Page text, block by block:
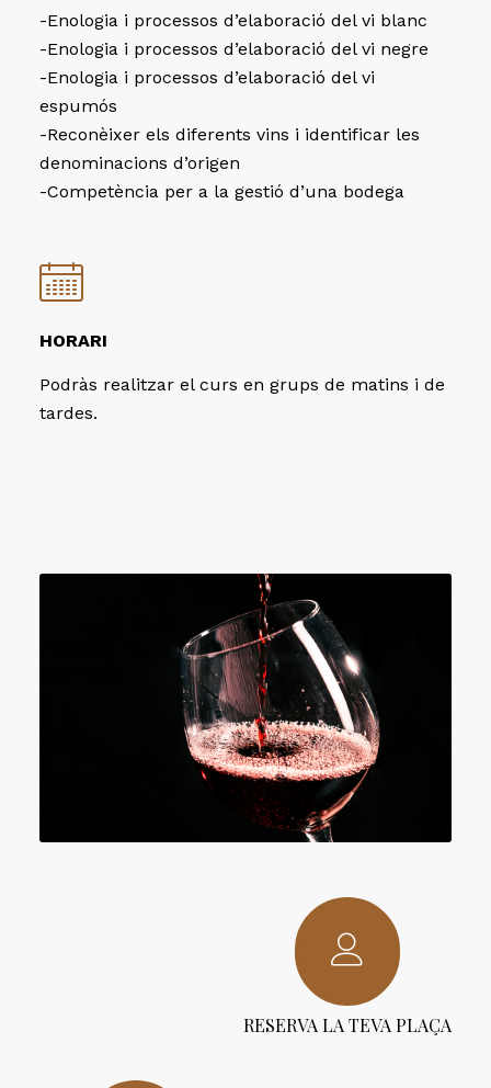
-Enologia i processos d’elaboració del vi blanc
-Enologia i processos d’elaboració del vi negre
-Enologia i processos d’elaboració del vi
espumós
-Reconèixer els diferents vins i identificar les
denominacions d’origen
-Competència per a la gestió d’una bodega
HORARI
Podràs realitzar el curs en grups de matins i de
tardes.
RESERVA LA TEVA PLAÇA